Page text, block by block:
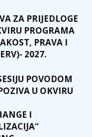
ZA PRIJEDLOGE
PROGRAMA
PRAVA I
2027.
POVODOM
U OKVIRU
I